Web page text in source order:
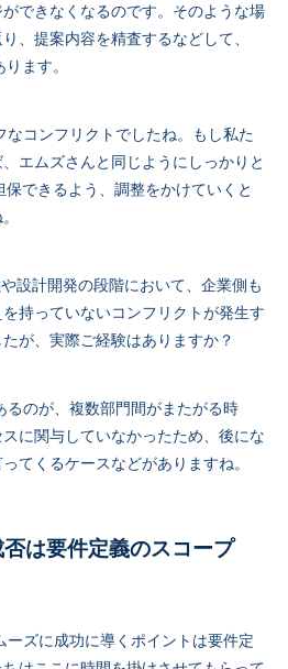
できなくなるのです。そのような場
、提案内容を精査するなどして、
ます。
なコンフリクトでしたね。もし私た
エムズさんと同じようにしっかりと
できるよう、調整をかけていくと
設計開発の段階において、企業側も
持っていないコンフリクトが発生す
が、実際ご経験はありますか？
るのが、複数部門間がまたがる時
に関与していなかったため、後にな
てくるケースなどがありますね。
は要件定義のスコープ
ーズに成功に導くポイントは要件定